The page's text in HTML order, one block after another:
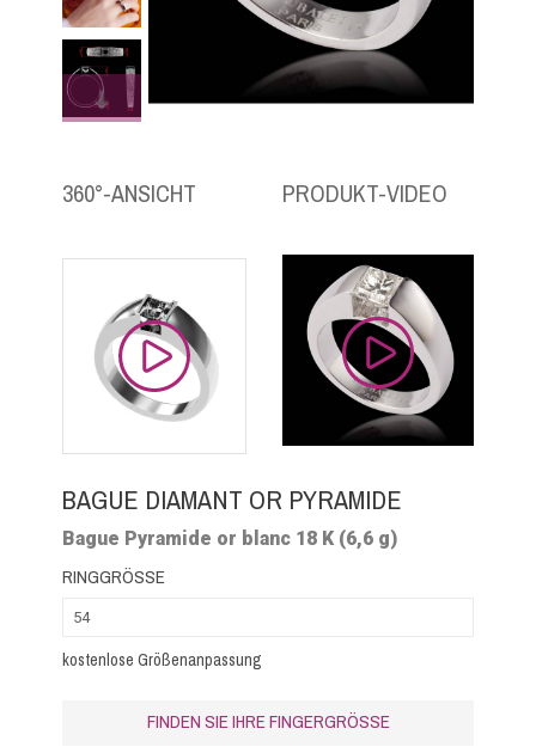
360°-ANSICHT PRODUKT-VIDEO
BAGUE DIAMANT OR PYRAMIDE
Bague Pyramide or blanc 18 K (6,6 g)
RINGGRÖSSE
kostenlose Größenanpassung
FINDEN SIE IHRE FINGERGRÖSSE